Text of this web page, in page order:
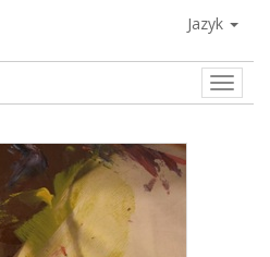
Jazyk
Toggle